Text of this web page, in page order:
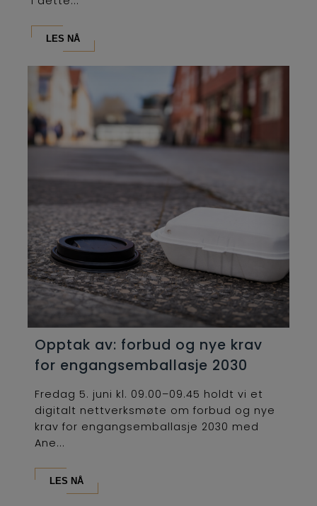
LES NÅ
Opptak av: forbud og nye krav
for engangsemballasje 2030
Fredag 5. juni kl. 09.00–09.45 holdt vi et
digitalt nettverksmøte om forbud og nye
krav for engangsemballasje 2030 med
Ane...
LES NÅ